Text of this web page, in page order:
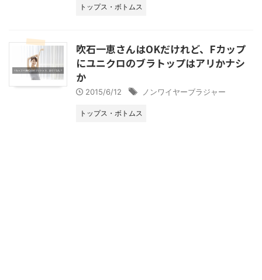
トップス・ボトムス
吹石一恵さんはOKだけれど、Fカップ
にユニクロのブラトップはアリかナシ
か
2015/6/12 ノンワイヤーブラジャー
トップス・ボトムス